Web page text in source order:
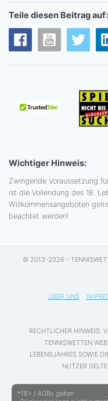
Teile diesen Beitrag auf:
Wichtiger Hinweis:
Zwingende Voraussetzung
ist die Vollendung des 18.
Willkommensangeboten
beachtet werden!
*18+ / AGBs gelten
© 2013-2026 -
ÜBER UNS
RECHTLICHER HINWEIS:
TENNISWETTEN
LEBENSJAHRES SOWIE
NUTZER